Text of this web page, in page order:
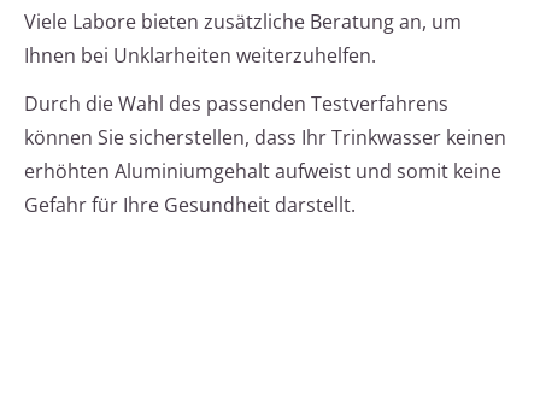
Viele Labore bieten zusätzliche Beratung an, um
Ihnen bei Unklarheiten weiterzuhelfen.
Durch die Wahl des passenden Testverfahrens
können Sie sicherstellen, dass Ihr Trinkwasser keinen
erhöhten Aluminiumgehalt aufweist und somit keine
Gefahr für Ihre Gesundheit darstellt.